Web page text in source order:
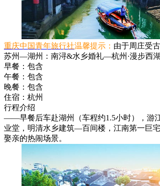
重庆中国青年旅行社温馨提示： 由于周庄受
苏州—湖州：南浔&水乡婚礼—杭州·漫步西
早餐： 包含
午餐： 包含
晚餐： 包含
住宿： 杭州
行程介绍
——早餐后车赴湖州（车程约1.5小时），游
业堂，明清水乡建筑—百间楼，江南第一巨
娶亲的热闹场景。